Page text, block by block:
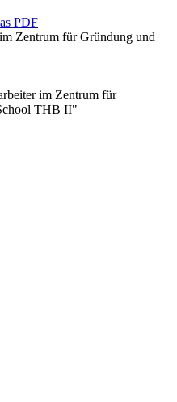
PDF
Zentrum für Gründung und
im Zentrum für
THB II"